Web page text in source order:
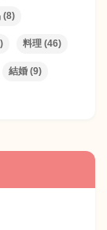
(8)
料理 (46)
結婚 (9)